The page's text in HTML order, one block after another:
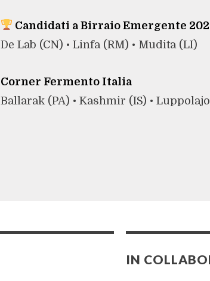
Candidati a Birraio Emergente
De Lab (CN) • Linfa (RM) • Mudita (LI)
Corner Fermento Italia
Ballarak (PA) • Kashmir (IS) •
IN